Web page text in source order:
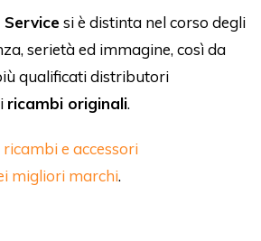
si è distinta nel corso degli
serietà ed immagine, così da
qualificati distributori
ricambi originali.
e accessori
migliori marchi.